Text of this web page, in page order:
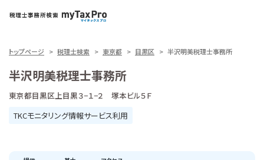
トップページ 税理士検索 東京都 目黒区 半沢明美税理士事務所
半沢明美税理士事務所
東京都目黒区上目黒３−１−２ 塚本ビル５Ｆ
TKCモニタリング情報サービス利用